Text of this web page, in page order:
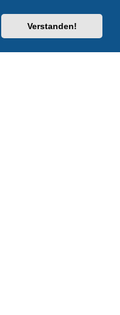
Verstanden!